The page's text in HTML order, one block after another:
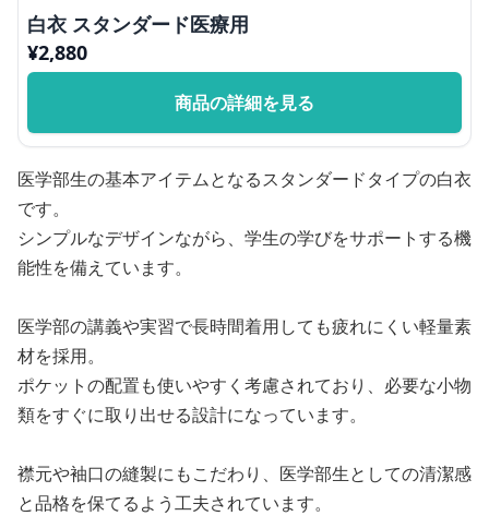
白衣 スタンダード医療用
¥2,880
商品の詳細を見る
医学部生の基本アイテムとなるスタンダードタイプの白衣
です。
シンプルなデザインながら、学生の学びをサポートする機
能性を備えています。
医学部の講義や実習で長時間着用しても疲れにくい軽量素
材を採用。
ポケットの配置も使いやすく考慮されており、必要な小物
類をすぐに取り出せる設計になっています。
襟元や袖口の縫製にもこだわり、医学部生としての清潔感
と品格を保てるよう工夫されています。